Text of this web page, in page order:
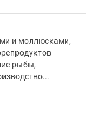
и моллюсками,
рыбы,